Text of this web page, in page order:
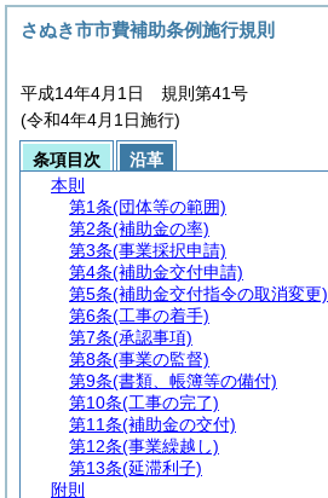
さぬき市市費補助条例施行規則
平成14年4月1日 規則第41号
(令和4年4月1日施行)
条項目次
沿革
本則
第1条(団体等の範囲)
第2条(補助金の率)
第3条(事業採択申請)
第4条(補助金交付申請)
第5条(補助金交付指令の取消変更)
第6条(工事の着手)
第7条(承認事項)
第8条(事業の監督)
第9条(書類、帳簿等の備付)
第10条(工事の完了)
第11条(補助金の交付)
第12条(事業繰越し)
第13条(延滞利子)
附則